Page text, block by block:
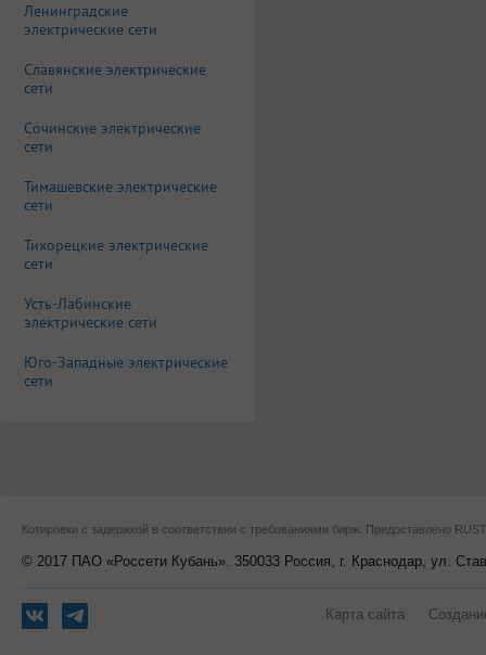
Ленинградские
электрические сети
Славянские электрические
сети
Сочинские электрические
сети
Тимашевские электрические
сети
Тихорецкие электрические
сети
Усть-Лабинские
электрические сети
Юго-Западные электрические
сети
Котировки с задержкой в соответствии с требованиями бирж. Предоставлено
© 2017 ПАО «Россети Кубань». 350033 Россия, г. Краснодар, ул.
Карта сайта